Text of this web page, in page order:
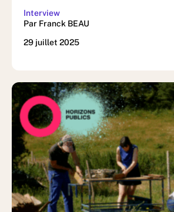
Interview
Par Franck BEAU
29 juillet 2025